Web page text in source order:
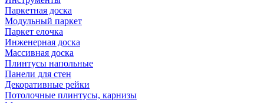
Паркетная доска
Модульный паркет
Паркет елочка
Инженерная доска
Массивная доска
Плинтусы напольные
Панели для стен
Декоративные рейки
Потолочные плинтусы, карнизы